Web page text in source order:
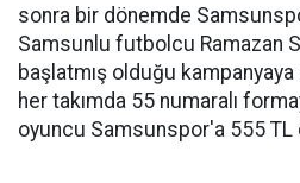
sonra bir dönemde
Samsunlu futbolcu Ramazan
başlatmış olduğu kampanyaya
her takımda 55 numaralı
oyuncu Samsunspor'a 555